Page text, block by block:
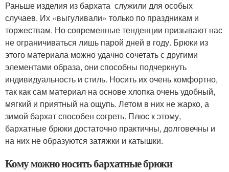
Раньше изделия из бархата служили для особых
случаев. Их «выгуливали» только по праздникам и
торжествам. Но современные тенденции призывают нас
не ограничиваться лишь парой дней в году. Брюки из
этого материала можно удачно сочетать с другими
элементами образа, они способны подчеркнуть
индивидуальность и стиль. Носить их очень комфортно,
так как сам материал на основе хлопка очень удобный,
мягкий и приятный на ощупь. Летом в них не жарко, а
зимой бархат способен согреть. Плюс к этому,
бархатные брюки достаточно практичны, долговечны и
на них не образуются затяжки и катышки.
Кому можно носить бархатные брюки